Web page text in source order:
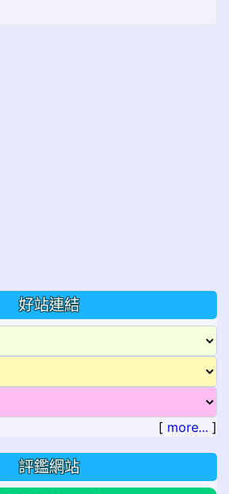
好站連結
[ more... ]
評鑑網站